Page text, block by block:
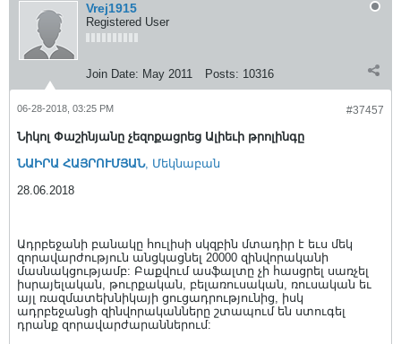
Vrej1915
Registered User
Join Date: May 2011 Posts: 10316
#37457
06-28-2018, 03:25 PM
Նիկոլ Փաշինյանը չեզոքացրեց Ալիեւի թրոլինգը
ՆԱԻՐԱ ՀԱՅՐՈՒՄՅԱՆ, Մեկնաբան
28.06.2018
Ադրբեջանի բանակը հուլիսի սկզբին մտադիր է եւս մեկ
զորավարժություն անցկացնել 20000 զինվորականի
մասնակցությամբ: Բաքվում ասֆալտը չի հասցրել սառչել
իսրայելական, թուրքական, բելառուսական, ռուսական եւ
այլ ռազմատեխնիկայի ցուցադրությունից, իսկ
ադրբեջանցի զինվորականները շտապում են ստուգել
դրանք զորավարժարաններում: